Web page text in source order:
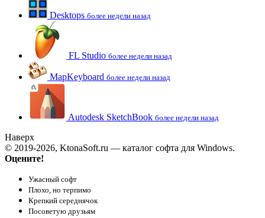
Desktops более недели назад
FL Studio более недели назад
MapKeyboard более недели назад
Autodesk SketchBook более недели назад
Наверх
© 2019-2026, KtonaSoft.ru — каталог софта для Windows.
Оцените!
Ужасный софт
Плохо, но терпимо
Крепкий середнячок
Посоветую друзьям